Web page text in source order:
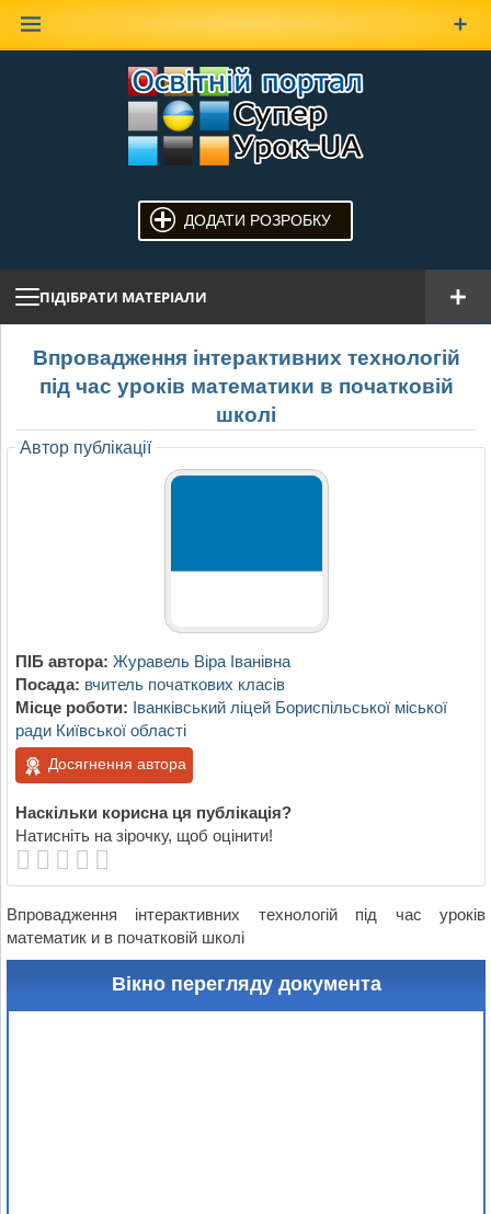
ДОДАТИ РОЗРОБКУ
ПІДІБРАТИ МАТЕРІАЛИ
Впровадження інтерактивних технологій
під час уроків математики в початковій
школі
Автор публікації
ПІБ автора: Журавель Віра Іванівна
Посада: вчитель початкових класів
Місце роботи: Іванківський ліцей Бориспільської міської
ради Київської області
Досягнення автора
Наскільки корисна ця публікація?
Натисніть на зірочку, щоб оцінити!
Впровадження інтерактивних технологій під час уроків
математик и в початковій школі
Вікно перегляду документа